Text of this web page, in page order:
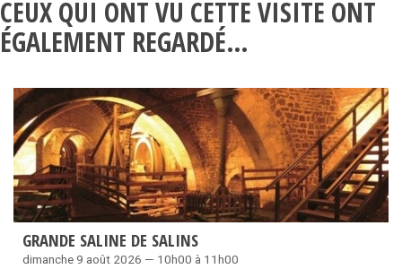
CEUX QUI ONT VU CETTE VISITE ONT
ÉGALEMENT REGARDÉ…
GRANDE SALINE DE SALINS
dimanche 9 août 2026 — 10h00 à 11h00